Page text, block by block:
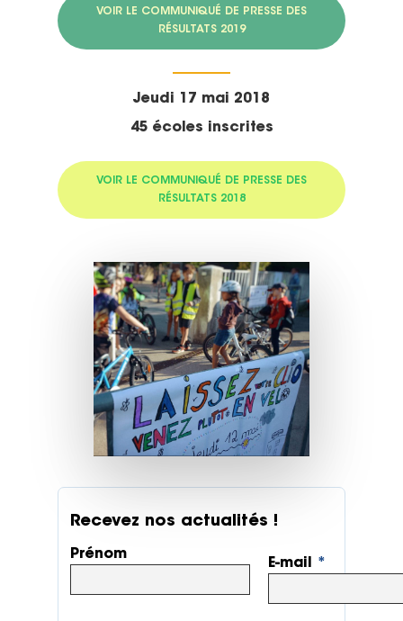
VOIR LE COMMUNIQUÉ DE PRESSE DES
RÉSULTATS 2019
Jeudi 17 mai 2018
45 écoles inscrites
VOIR LE COMMUNIQUÉ DE PRESSE DES
RÉSULTATS 2018
Recevez nos actualités !
Prénom
E-mail *